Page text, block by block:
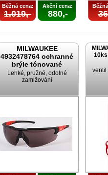
Běžná cena:
1.019,-
Akční cena:
880,-
MILWAUKEE
4932478764 ochranné
brýle tónované
Lehké, pružné, odolné
zamlžování
ventil